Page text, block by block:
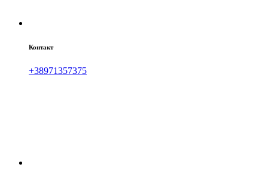
Контакт
+38971357375